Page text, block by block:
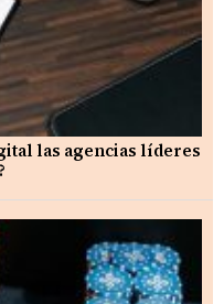
las agencias líderes